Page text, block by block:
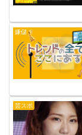
嫌儲
芸スポ